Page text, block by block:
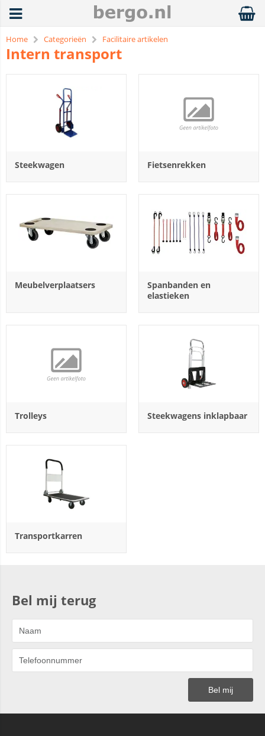
Home Categorieën Facilitaire artikelen
Intern transport
Steekwagen Fietsenrekken
Meubelverplaatsers
Spanbanden en
elastieken
Trolleys Steekwagens inklapbaar
Transportkarren
Bel mij terug